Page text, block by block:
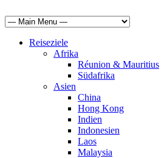
Reiseziele
Afrika
Réunion & Mauritius
Südafrika
Asien
China
Hong Kong
Indien
Indonesien
Laos
Malaysia